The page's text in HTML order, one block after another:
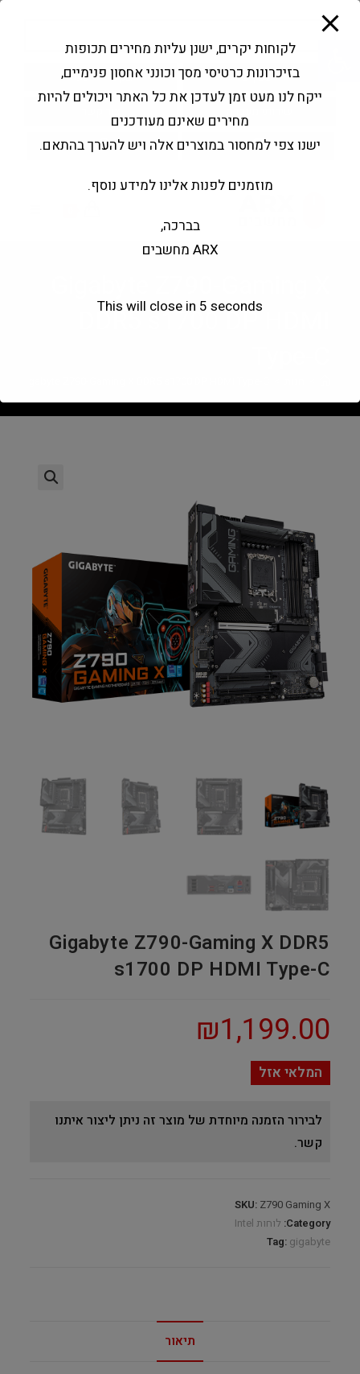
פתח סרגל נגישות
Products
search
החשבון שלי בקשה להצעה
DDR5 s1700 DP HDMI
Gigabyte Z790-Gaming X DDR5
s1700 DP HDMI Type-C
₪1,199.00
המלאי אזל
לבירור הזמנה מיוחדת של מוצר זה ניתן ליצור איתנו
קשר.
SKU: Z790 Gaming X
Category: לוחות Intel
Tag: gigabyte
תיאור
לקוחות יקרים, ישנן עליות מחירים תכופות
בזיכרונות כרטיסי מסך וכונני אחסון פנימיים,
ייקח לנו מעט זמן לעדכן את כל האתר ויכולים להיות
מחירים שאינם מעודכנים
ישנו צפי למחסור במוצרים אלה ויש להערך בהתאם.
מוזמנים לפנות אלינו למידע נוסף.
בברכה,
ARX מחשבים
This will close in 5 seconds